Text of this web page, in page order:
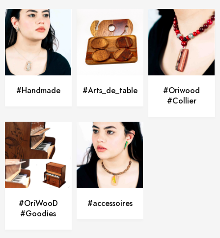
#Handmade #Arts_de_table
#Oriwood
#Collier
#OriWooD
#Goodies
#accessoires